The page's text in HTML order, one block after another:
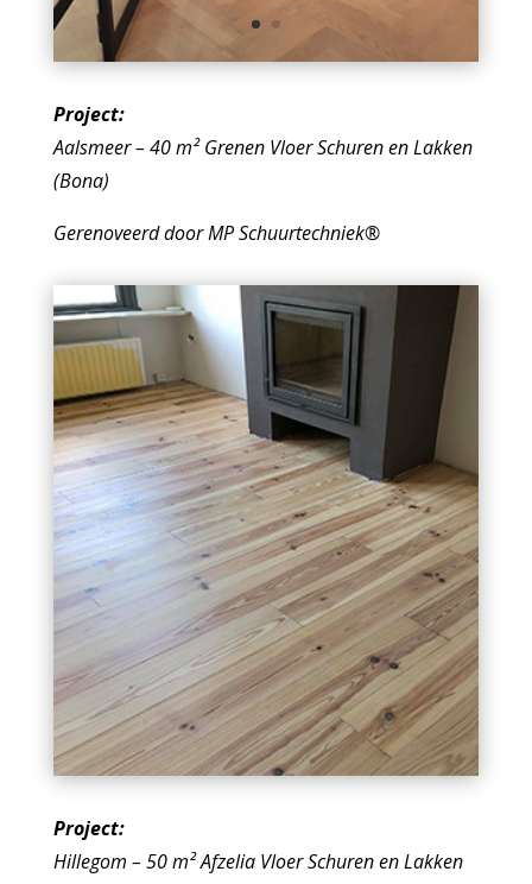
Project:
Aalsmeer – 40m² Grenen VloerSchuren en Lakken
(Bona)
Gerenoveerd door MP Schuurtechniek®
Project:
Hillegom – 50m² Afzelia Vloer Schuren en Lakken